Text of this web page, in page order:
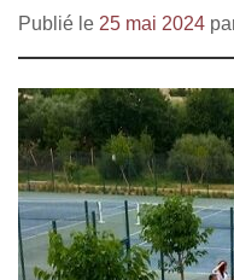
Publié le 25 mai 2024